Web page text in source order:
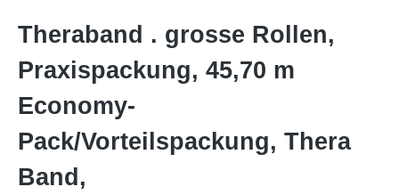
Theraband . grosse Rollen,
Praxispackung, 45,70 m
Economy-
Pack/Vorteilspackung, Thera
Band,